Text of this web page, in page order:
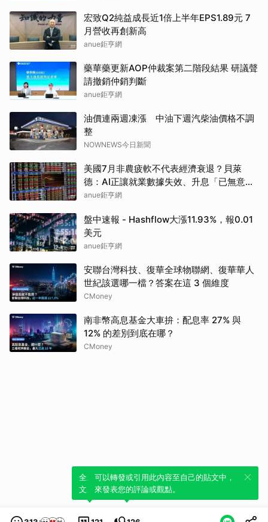
宏致Q2純益成長近1倍上半年EPS1.89元 7
月營收再創新高
anue鉅亨網
藥華藥更新AOP仲裁案第二階段結果 研議聲
請撤銷仲銷判斷
anue鉅亨網
油價連兩週凍漲 中油下週汽柴油價格不調
整
NOWNEWS今日新聞
美國7月非農疲軟不代表經濟衰退？貝萊
德：AI正讓就業數據失效、升息「已無意
義」
anue鉅亨網
盤中速報 - Hashflow大漲11.93%，報0.01
美元
anue鉅亨網
安聯台灣科技、復華全球物聯網、復華華人
世紀該選哪一檔？答案在這 3 個維度
CMoney
南非幣高息基金大車拚：配息率 27% 與
12% 的差別到底在哪？
CMoney
全新體驗！一鍵引用此內容，透過發布貼
文來輕鬆表達個人立場。
可以轉發或引用此內容至自己的貼文中，
來發表您的評論或觀點。